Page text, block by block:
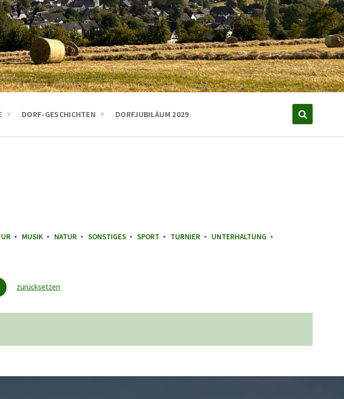
DORF-GESCHICHTEN DORFJUBILÄUM 2029
MUSIK NATUR SONSTIGES SPORT TURNIER
UNTERHALTUNG
zurücksetzen